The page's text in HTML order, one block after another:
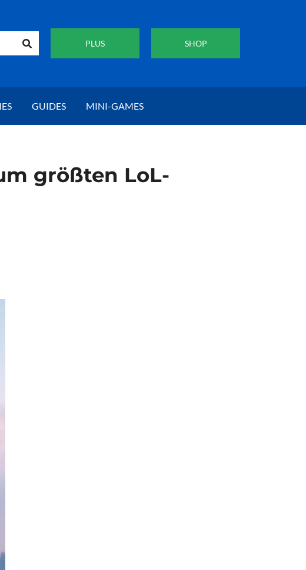
PLUS SHOP
GUIDES MINI-GAMES
größten LoL-